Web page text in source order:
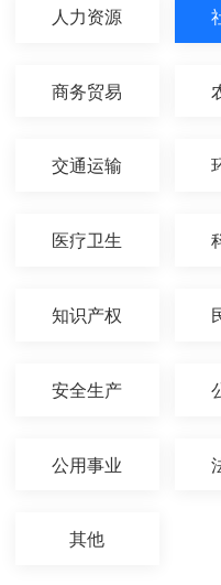
人力资源
商务贸易
交通运输
医疗卫生
知识产权
安全生产
公用事业
其他